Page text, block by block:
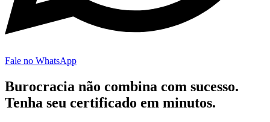
Fale no WhatsApp
Burocracia não combina com sucesso.
Tenha seu certificado em minutos.